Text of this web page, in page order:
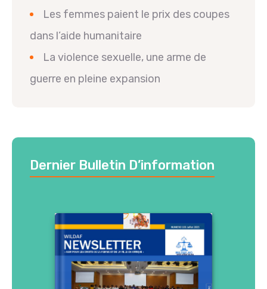
Les femmes paient le prix des coupes
dans l’aide humanitaire
La violence sexuelle, une arme de
guerre en pleine expansion
Dernier Bulletin D’information